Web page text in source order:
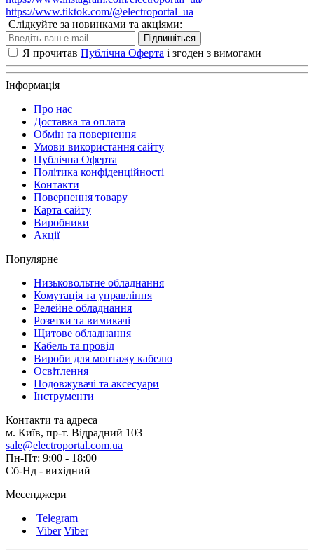
https://www.tiktok.com/@electroportal_ua
Слідкуйте за новинками та акціями:
Підпишіться
Я прочитав Публічна Оферта і згоден з вимогами
Інформація
Про нас
Доставка та оплата
Обмін та повернення
Умови використання сайту
Публічна Оферта
Політика конфіденційності
Контакти
Повернення товару
Карта сайту
Виробники
Акції
Популярне
Низьковольтне обладнання
Комутація та управління
Релейне обладнання
Розетки та вимикачі
Щитове обладнання
Кабель та провід
Вироби для монтажу кабелю
Освітлення
Подовжувачі та аксесуари
Інструменти
Контакти та адреса
м. Київ, пр-т. Відрадний 103
sale@electroportal.com.ua
Пн-Пт: 9:00 - 18:00
Сб-Нд - вихідний
Месенджери
Telegram
Viber Viber